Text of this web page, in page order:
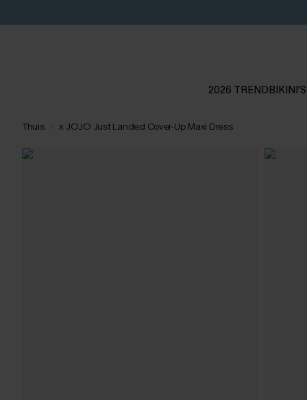
2026 TRENDBIKINI'S
Thuis x JOJO Just Landed Cover-Up Maxi Dress